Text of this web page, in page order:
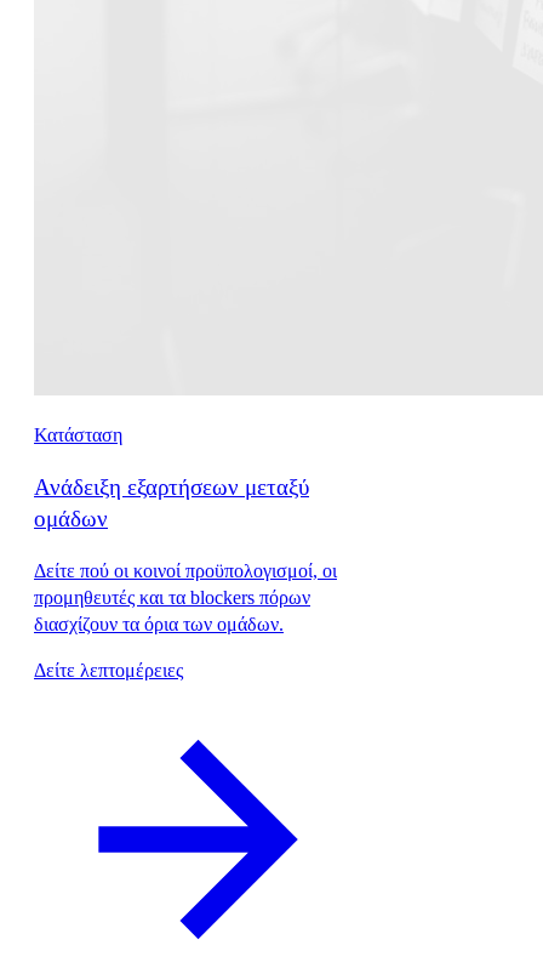
Κατάσταση
Ανάδειξη εξαρτήσεων μεταξύ
ομάδων
Δείτε πού οι κοινοί προϋπολογισμοί, οι
προμηθευτές και τα blockers πόρων
διασχίζουν τα όρια των ομάδων.
Δείτε λεπτομέρειες